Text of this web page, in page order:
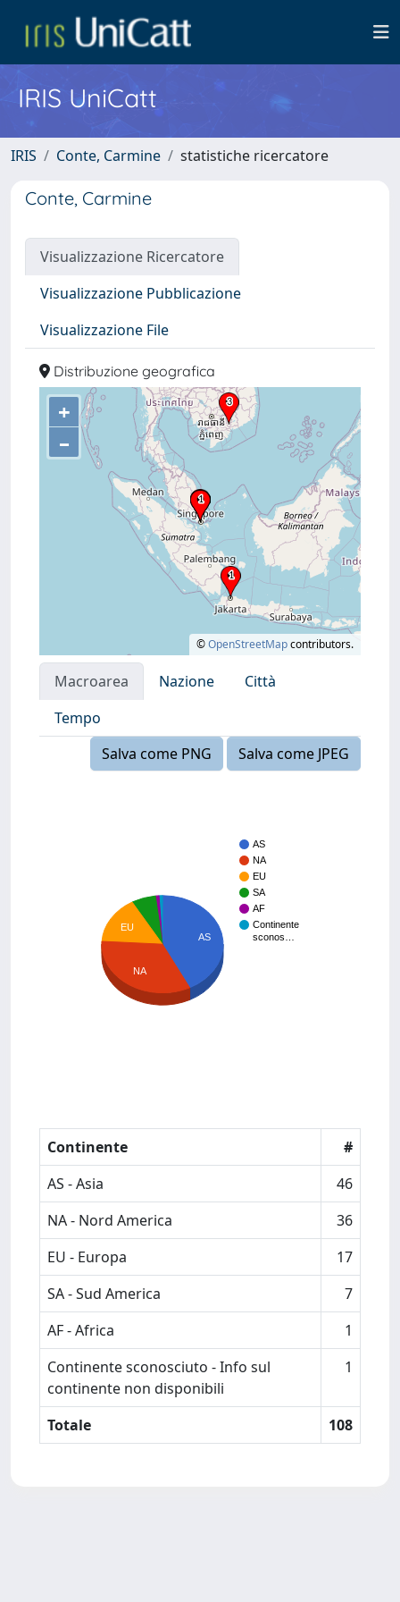
IRIS UniCatt
IRIS Conte, Carmine statistiche ricercatore
Conte, Carmine
Visualizzazione Ricercatore
Visualizzazione Pubblicazione
Visualizzazione File
Distribuzione geografica
+
–
©OpenStreetMapcontributors.
Macroarea Nazione
Città
Tempo
Salva come PNG
Salva come JPEG
AS
NA
EU
SA
AF
Continente
sconos…
AS
EU
NA
Continente
#
AS - Asia
46
NA - Nord America
36
EU - Europa
17
SA - Sud America
7
AF - Africa
1
Continente sconosciuto - Info sul
continente non disponibili
1
Totale 108